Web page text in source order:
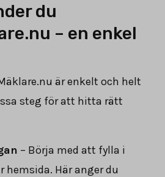
du
– en enkel
är enkelt och helt
steg för att hitta rätt
– Börja med att fylla i
hemsida. Här anger du